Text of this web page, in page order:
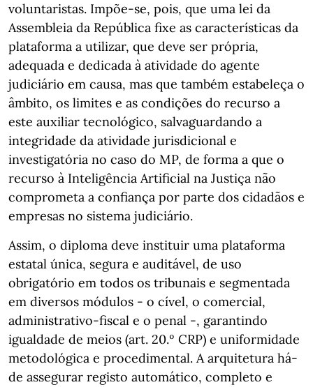
voluntaristas. Impõe-se, pois, que uma lei da
Assembleia da República fixe as características da
plataforma a utilizar, que deve ser própria,
adequada e dedicada à atividade do agente
judiciário em causa, mas que também estabeleça o
âmbito, os limites e as condições do recurso a
este auxiliar tecnológico, salvaguardando a
integridade da atividade jurisdicional e
investigatória no caso do MP, de forma a que o
recurso à Inteligência Artificial na Justiça não
comprometa a confiança por parte dos cidadãos e
empresas no sistema judiciário.
Assim, o diploma deve instituir uma plataforma
estatal única, segura e auditável, de uso
obrigatório em todos os tribunais e segmentada
em diversos módulos - o cível, o comercial,
administrativo-fiscal e o penal -, garantindo
igualdade de meios (art. 20.º CRP) e uniformidade
metodológica e procedimental. A arquitetura há-
de assegurar registo automático, completo e